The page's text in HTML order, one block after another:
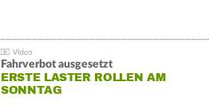
Fahrverbot ausgesetzt
ERSTE LASTER ROLLEN AM
SONNTAG